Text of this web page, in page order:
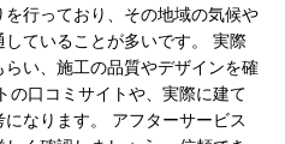
行っており、その地域の気候や
ていることが多いです。 実際
い、施工の品質やデザインを確
の口コミサイトや、実際に建て
なります。 アフターサービス